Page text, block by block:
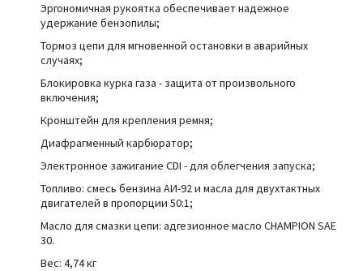
Эргономичная рукоятка обеспечивает надежное
удержание бензопилы;
Тормоз цепи для мгновенной остановки в аварийных
случаях;
Блокировка курка газа - защита от произвольного
включения;
Кронштейн для крепления ремня;
Диафрагменный карбюратор;
Электронное зажигание CDI - для облегчения запуска;
Топливо: смесь бензина АИ-92 и масла для двухтактных
двигателей в пропорции 50:1;
Масло для смазки цепи: адгезионное масло CHAMPION SAE
30.
Вес: 4,74 кг